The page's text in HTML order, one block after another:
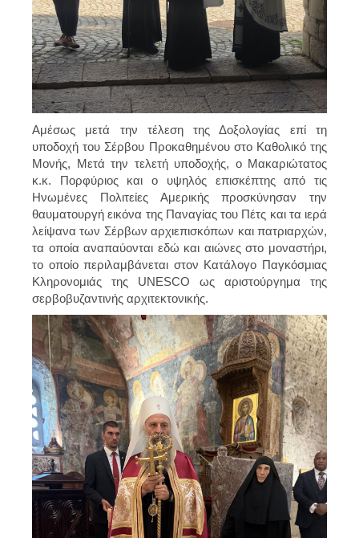
Αμέσως μετά την τέλεση της Δοξολογίας επί τη
υποδοχή του Σέρβου Προκαθημένου στο Καθολικό της
Μονής, Μετά την τελετή υποδοχής, ο Μακαριώτατος
κ.κ. Πορφύριος και ο υψηλός επισκέπτης από τις
Ηνωμένες Πολιτείες Αμερικής προσκύνησαν την
θαυματουργή εικόνα της Παναγίας του Πέτς και τα ιερά
λείψανα των Σέρβων αρχιεπισκόπων και πατριαρχών,
τα οποία αναπαύονται εδώ και αιώνες στο μοναστήρι,
το οποίο περιλαμβάνεται στον Κατάλογο Παγκόσμιας
Κληρονομιάς της UNESCO ως αριστούργημα της
σερβοβυζαντινής αρχιτεκτονικής.